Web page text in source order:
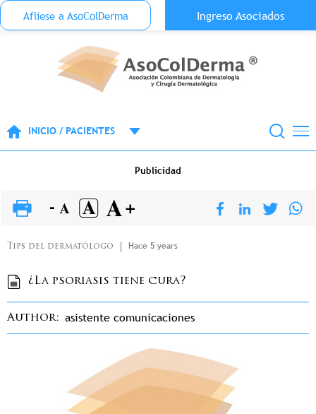
Pasar al contenido principal
Menu Top Anónimo
Aflíese a AsoColDerma Ingreso Asociados
INICIO / PACIENTES
Publicidad
Tips del dermatólogo Hace 5 years
¿La psoriasis tiene cura?
Author asistente comunicaciones